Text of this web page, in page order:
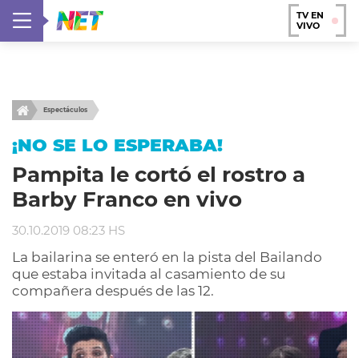
TV EN
VIVO
Espectáculos
¡NO SE LO ESPERABA!
Pampita le cortó el rostro a
Barby Franco en vivo
30.10.2019 08:23 HS
La bailarina se enteró en la pista del Bailando
que estaba invitada al casamiento de su
compañera después de las 12.